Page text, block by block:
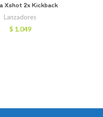
Xshot 2x Kickback
Lanzadores
$1.049